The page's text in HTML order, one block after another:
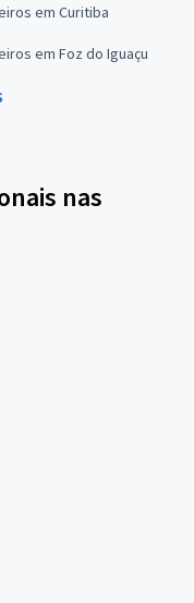
em Curitiba
em Foz do Iguaçu
nas